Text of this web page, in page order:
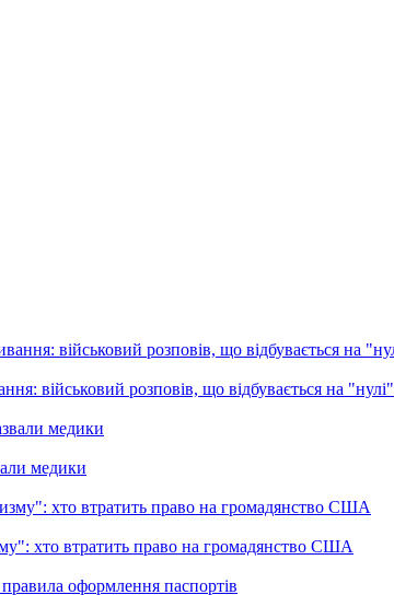
військовий розповів, що відбувається на "нулі"
медики
хто втратить право на громадянство США